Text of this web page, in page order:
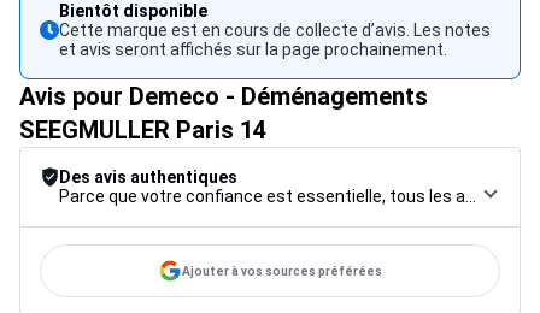
Bientôt disponible
Cette marque est en cours de collecte d’avis. Les notes
et avis seront affichés sur la page prochainement.
Avis pour Demeco - Déménagements
SEEGMULLER Paris 14
Des avis authentiques
Ajouter à vos sources préférées